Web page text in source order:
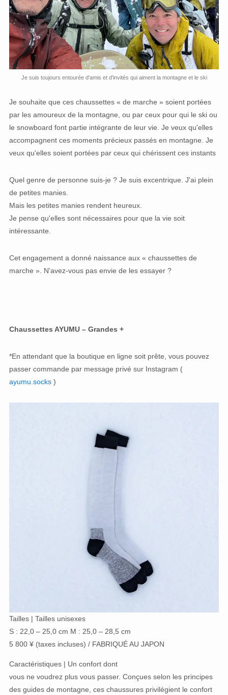
Je suis toujours entourée d'amis et d'invités qui aiment la montagne et le ski
Je souhaite que ces chaussettes « de marche » soient portées
par les amoureux de la montagne, ou par ceux pour qui le ski ou
le snowboard font partie intégrante de leur vie. Je veux qu'elles
accompagnent ces moments précieux passés en montagne. Je
veux qu'elles soient portées par ceux qui chérissent ces instants
Quel genre de personne suis-je ? Je suis excentrique. J'ai plein
de petites manies.
Mais les petites manies rendent heureux.
Je pense qu'elles sont nécessaires pour que la vie soit
intéressante.
Cet engagement a donné naissance aux « chaussettes de
marche ». N'avez-vous pas envie de les essayer ?
Chaussettes AYUMU – Grandes +
*En attendant que la boutique en ligne soit prête, vous pouvez
passer commande par message privé sur Instagram (
ayumu.socks)
Tailles | Tailles unisexes
S : 22,0 – 25,0 cm M : 25,0 – 28,5 cm
5 800 ¥ (taxes incluses) / FABRIQUÉ AU JAPON
Caractéristiques | Un confort dont
vous ne voudrez plus vous passer. Conçues selon les principes
des guides de montagne, ces chaussures privilégient le confort